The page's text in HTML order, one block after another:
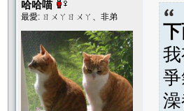
哈哈喵
最愛: ㄖㄨㄚㄖㄨㄚ、非弟